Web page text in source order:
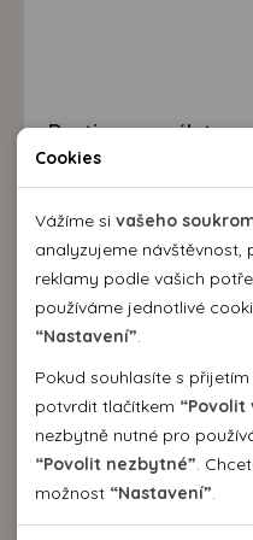
Destinace a výlety
Cookies
Vážíme si vašeho
analyzujeme návštěvnost,
reklamy podle vašich
používáme jednotlivé
“Nastavení”.
Pokud souhlasíte s přijetím
potvrdit tlačítkem “Povolit
nezbytně nutné pro
“Povolit nezbytné”.
možnost “Nastavení”.
Nutné cookies pomáhají,
použitelná tak, že umožní
stránky a přístup k
Webová stránka nemůže
cookies.
Analytické cookies
Pomocí analytických
našeho webu, zdroje
dosah. Takto získaná data
vazby na konkrétního
Personální cookies
Personalizační soubory